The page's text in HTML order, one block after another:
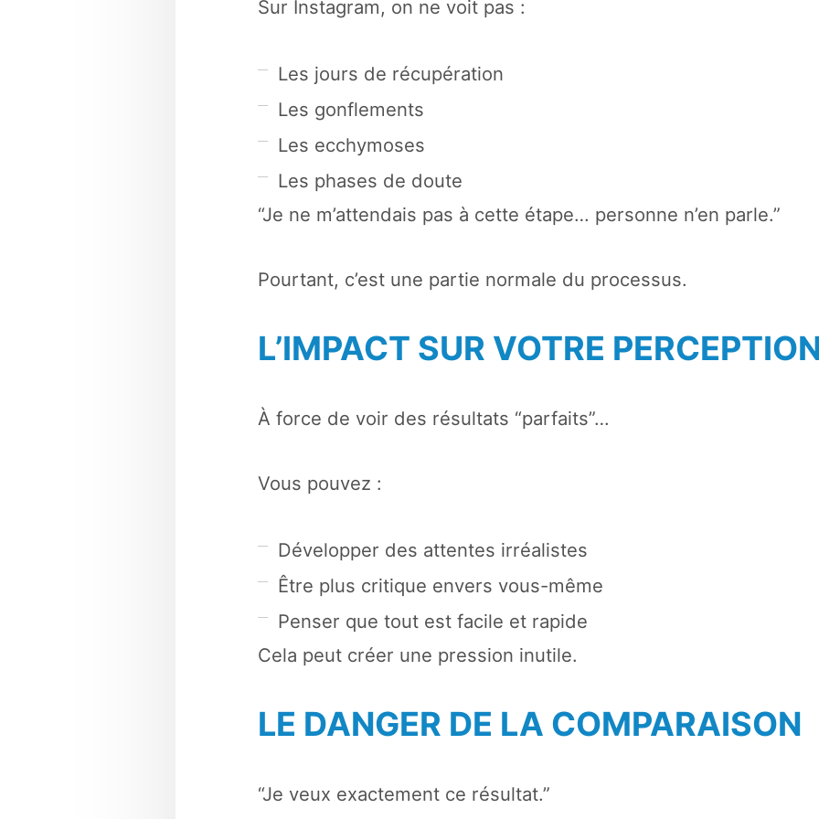
Sur Instagram, on ne voit pas :
Les jours de récupération
Les gonflements
Les ecchymoses
Les phases de doute
“Je ne m’attendais pas à cette étape… personne n’en parle.”
Pourtant, c’est une partie normale du processus.
L’IMPACT SUR VOTRE
À force de voir des résultats “parfaits”…
Vous pouvez :
Développer des attentes irréalistes
Être plus critique envers vous-même
Penser que tout est facile et rapide
Cela peut créer une pression inutile.
LE DANGER DE LA COMPARAISON
“Je veux exactement ce résultat.”